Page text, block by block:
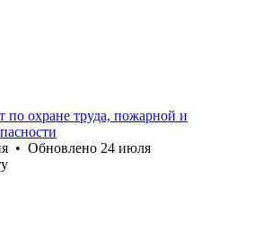
по охране труда, пожарной и
• Обновлено 24 июля